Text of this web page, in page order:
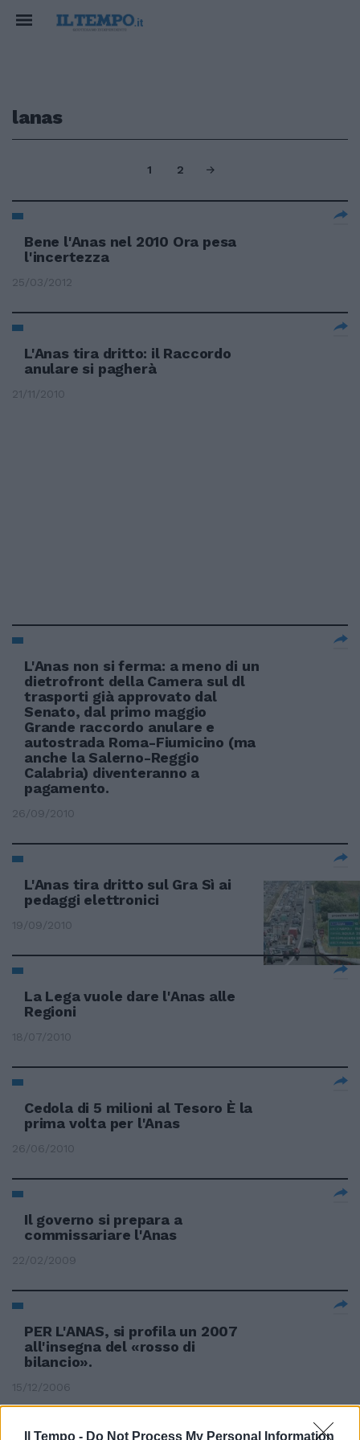
Il Tempo - Do Not Process My Personal Information
lanas
1 2
Bene l'Anas nel 2010 Ora pesa
l'incertezza
25/03/2012
L'Anas tira dritto: il Raccordo
anulare si pagherà
21/11/2010
L'Anas non si ferma: a meno di un
dietrofront della Camera sul dl
trasporti già approvato dal
Senato, dal primo maggio
Grande raccordo anulare e
autostrada Roma-Fiumicino (ma
anche la Salerno-Reggio
Calabria) diventeranno a
pagamento.
26/09/2010
L'Anas tira dritto sul Gra Sì ai
pedaggi elettronici
19/09/2010
La Lega vuole dare l'Anas alle
Regioni
18/07/2010
Cedola di 5 milioni al Tesoro È la
prima volta per l'Anas
26/06/2010
Il governo si prepara a
commissariare l'Anas
22/02/2009
PER L'ANAS, si profila un 2007
all'insegna del «rosso di
bilancio».
15/12/2006